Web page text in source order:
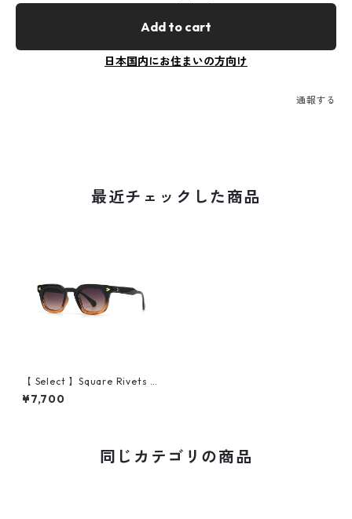
Add to cart
日本国内にお住まいの方向け
通報する
最近チェックした商品
【 Select 】Square Rivets N
ew Style Sunglasses (Black
Gradient/Tea)
¥7,700
同じカテゴリの商品